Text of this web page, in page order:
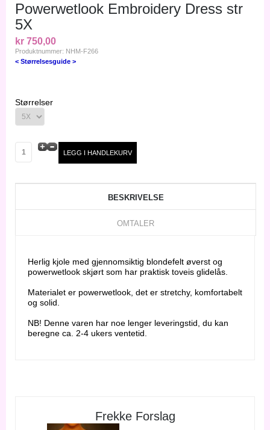
Powerwetlook Embroidery Dress str
5X
kr 750,00
Produktnummer: NHM-F266
< Størrelsesguide >
Størrelser
BESKRIVELSE
OMTALER
Herlig kjole med gjennomsiktig blondefelt øverst og
powerwetlook skjørt som har praktisk toveis glidelås.
Materialet er powerwetlook, det er stretchy, komfortabelt
og solid.
NB! Denne varen har noe lenger leveringstid, du kan
beregne ca. 2-4 ukers ventetid.
Frekke Forslag